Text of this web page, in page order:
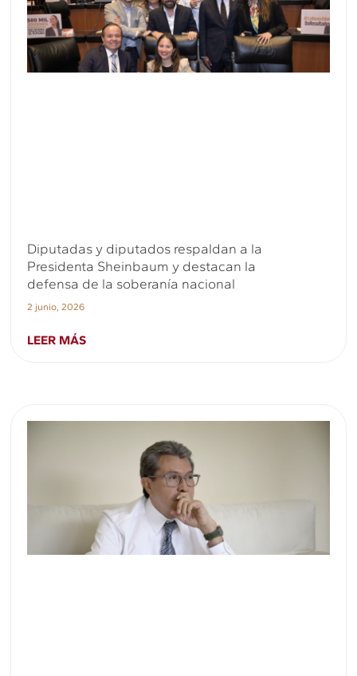
Diputadas y diputados respaldan a la
Presidenta Sheinbaum y destacan la
defensa de la soberanía nacional
2 junio, 2026
LEER MÁS